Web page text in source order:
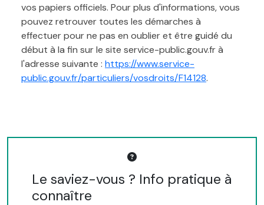
vos papiers officiels. Pour plus d'informations, vous
pouvez retrouver toutes les démarches à
effectuer pour ne pas en oublier et être guidé du
début à la fin sur le site service-public.gouv.fr à
l'adresse suivante : https://www.service-
public.gouv.fr/particuliers/vosdroits/F14128.
Le saviez-vous ? Info pratique à
connaître